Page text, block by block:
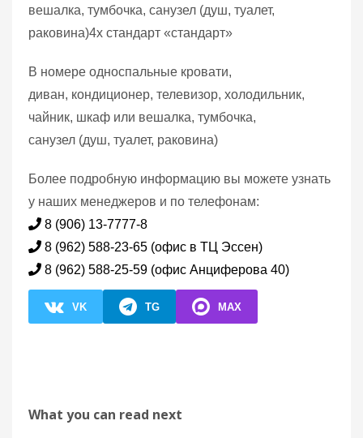
вешалка, тумбочка, санузел (душ, туалет,
раковина)4х стандарт «стандарт»
В номере односпальные кровати,
диван, кондиционер, телевизор, холодильник,
чайник, шкаф или вешалка, тумбочка,
санузел (душ, туалет, раковина)
Более подробную информацию вы можете узнать
у наших менеджеров и по телефонам:
8 (906) 13-7777-8
8 (962) 588-23-65 (офис в ТЦ Эссен)
8 (962) 588-25-59 (офис Анциферова 40)
VK TG MAX
What you can read next